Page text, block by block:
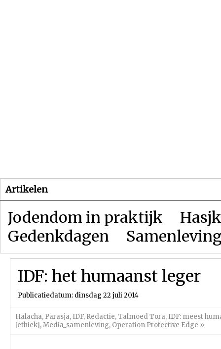
Artikelen
Jodendom in praktijk
Gedenkdagen
IDF: het humaanst leger
Publicatiedatum: dinsdag 22 juli 2014
Halacha, Parasja, IDF, Redactie,Talmoed Tora, IDF: meest
[ethiek],Media_samenleving, Operation Protective Edge »